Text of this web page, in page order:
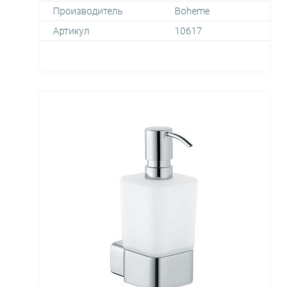
Производитель
Boheme
Артикул
10617